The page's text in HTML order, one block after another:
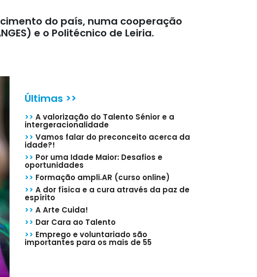
do país, numa cooperação
e o Politécnico de Leiria.
Últimas >>
>> A valorização do Talento Sénior e a
intergeracionalidade
>> Vamos falar do preconceito acerca da
idade?!
>> Por uma Idade Maior: Desafios e
oportunidades
>> Formação ampli.AR (curso online)
>> A dor física e a cura através da paz de
espírito
>> A Arte Cuida!
>> Dar Cara ao Talento
>> Emprego e voluntariado são
importantes para os mais de 55